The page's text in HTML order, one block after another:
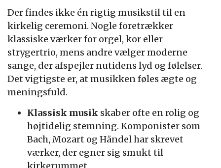
Der findes ikke én rigtig musikstil til en
kirkelig ceremoni. Nogle foretrækker
klassiske værker for orgel, kor eller
strygertrio, mens andre vælger moderne
sange, der afspejler nutidens lyd og følelser.
Det vigtigste er, at musikken føles ægte og
meningsfuld.
Klassisk musik skaber ofte en rolig og
højtidelig stemning. Komponister som
Bach, Mozart og Händel har skrevet
værker, der egner sig smukt til
kirkerummet.